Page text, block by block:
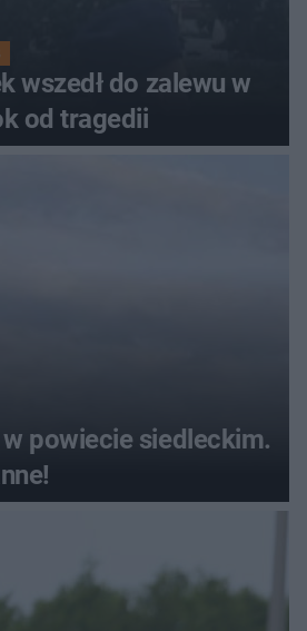
wszedł do zalewu w
od tragedii
powiecie siedleckim.